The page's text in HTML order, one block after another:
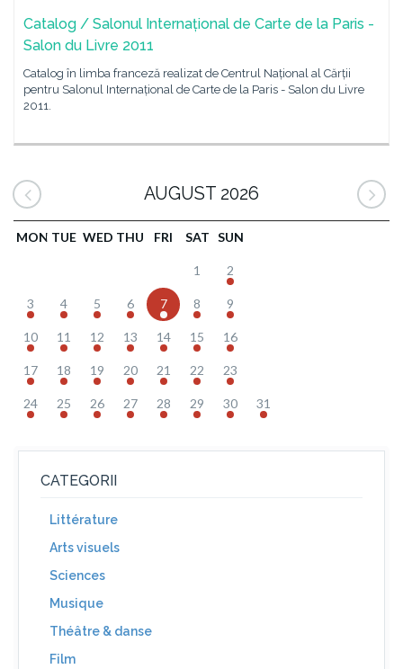
Catalog / Salonul Internațional de Carte de la Paris -
Salon du Livre 2011
Catalog în limba franceză realizat de Centrul Național al Cărții
pentru Salonul Internațional de Carte de la Paris - Salon du Livre
2011.
AUGUST 2026
MON TUE WED THU FRI SAT SUN
1 2
3 4 5 6 7 8 9
10 11 12 13 14 15 16
17 18 19 20 21 22 23
24 25 26 27 28 29 30 31
CATEGORII
Littérature
Arts visuels
Sciences
Musique
Théâtre & danse
Film